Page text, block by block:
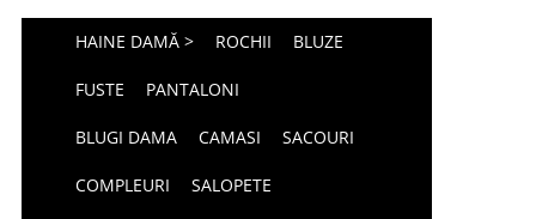
HAINE DAMĂ > ROCHII BLUZE
FUSTE PANTALONI
BLUGI DAMA CAMASI SACOURI
COMPLEURI SALOPETE